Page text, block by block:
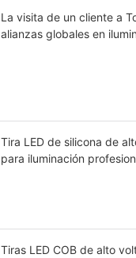
La visita de un cliente a
alianzas globales en
Tira LED de silicona de
para iluminación
Tiras LED COB de alto